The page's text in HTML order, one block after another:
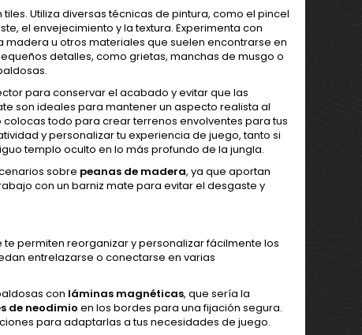
Utiliza diversas técnicas de pintura, como el pincel
el envejecimiento y la textura. Experimenta con
u otros materiales que suelen encontrarse en
detalles, como grietas, manchas de musgo o
para conservar el acabado y evitar que las
son ideales para mantener un aspecto realista al
todo para crear terrenos envolventes para tus
y personalizar tu experiencia de juego, tanto si
templo oculto en lo más profundo de la jungla.
sobre peanas de madera, ya que aportan
con un barniz mate para evitar el desgaste y
permiten reorganizar y personalizar fácilmente los
entrelazarse o conectarse en varias
con láminas magnéticas, que sería la
de neodimio en los bordes para una fijación segura.
para adaptarlas a tus necesidades de juego.